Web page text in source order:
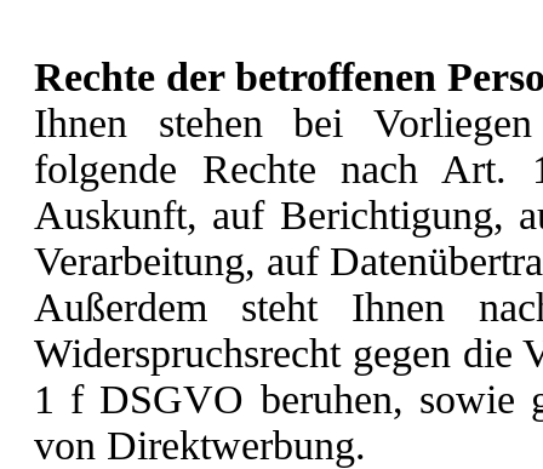
Rechte der betroffenen
Ihnen stehen bei Vorliegen
folgende Rechte nach
Auskunft, auf Berichtigung,
Verarbeitung, auf
Außerdem steht Ihnen
Widerspruchsrecht gegen die
1 f DSGVO beruhen, sowie
von Direktwerbung.